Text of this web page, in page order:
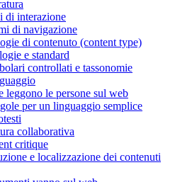
di interazione
di navigazione
di contenuto (content type)
e standard
controllati e tassonomie
leggono le persone sul web
per un linguaggio semplice
collaborativa
critique
e localizzazione dei contenuti